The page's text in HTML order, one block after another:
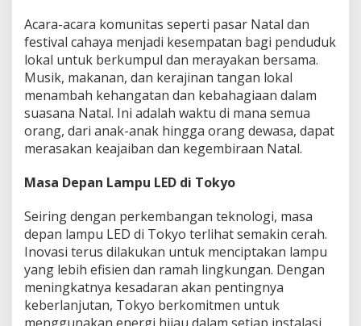
Acara-acara komunitas seperti pasar Natal dan
festival cahaya menjadi kesempatan bagi penduduk
lokal untuk berkumpul dan merayakan bersama.
Musik, makanan, dan kerajinan tangan lokal
menambah kehangatan dan kebahagiaan dalam
suasana Natal. Ini adalah waktu di mana semua
orang, dari anak-anak hingga orang dewasa, dapat
merasakan keajaiban dan kegembiraan Natal.
Masa Depan Lampu LED di Tokyo
Seiring dengan perkembangan teknologi, masa
depan lampu LED di Tokyo terlihat semakin cerah.
Inovasi terus dilakukan untuk menciptakan lampu
yang lebih efisien dan ramah lingkungan. Dengan
meningkatnya kesadaran akan pentingnya
keberlanjutan, Tokyo berkomitmen untuk